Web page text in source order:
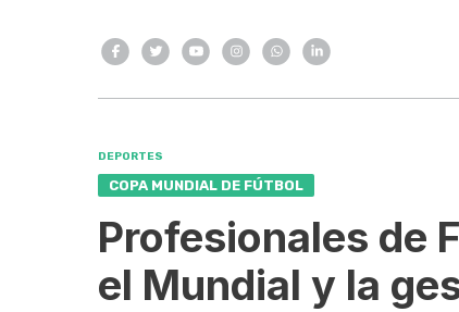
DEPORTES
COPA MUNDIAL DE FÚTBOL
Profesionales de
el Mundial y la